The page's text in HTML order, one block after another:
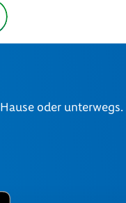
oder unterwegs.